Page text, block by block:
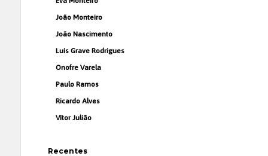
João Monteiro
João Nascimento
Luís Grave Rodrigues
Onofre Varela
Paulo Ramos
Ricardo Alves
Vítor Julião
Recentes